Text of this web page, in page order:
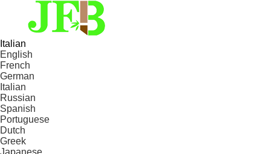
Italian
English
French
German
Italian
Russian
Spanish
Portuguese
Dutch
Greek
Japanese